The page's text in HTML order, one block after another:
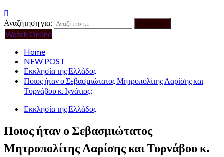
Αναζήτηση για:
Watch Online
Home
NEW POST
Εκκλησία της Ελλάδος
Ποιος ήταν ο Σεβασμιώτατος Μητροπολίτης Λαρίσης και
Τυρνάβου κ. Ιγνάτιος;
Εκκλησία της Ελλάδος
Ποιος ήταν ο Σεβασμιώτατος
Μητροπολίτης Λαρίσης και Τυρνάβου κ.